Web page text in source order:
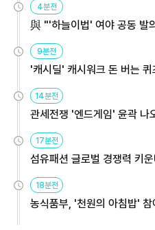
4분전
與 "'하늘이법' 여야 공동 발
9분전
'캐시딜' 캐시워크 돈 버는
14분전
관세전쟁 '엔드게임' 윤곽 나
용해야
17분전
섬유패션 글로벌 경쟁력 키
원
18분전
농식품부, '천원의 아침밥'